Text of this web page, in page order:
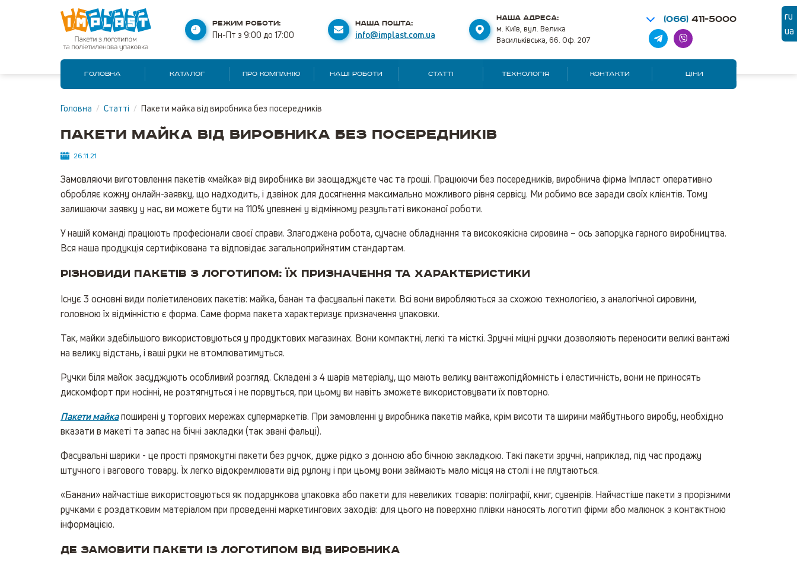
ru
ua
РЕЖИМ РОБОТИ:
Пн-Пт з 9:00 до 17:00
НАША ПОШТА:
info@implast.com.ua
НАША АДРЕСА:
м. Київ, вул. Велика
Васильківська, 66. Оф. 207
(066) 411-5000
ГОЛОВНА КАТАЛОГ ПРО КОМПАНІЮ НАШІ РОБОТИ СТАТТІ ТЕХНОЛОГІЯ КОНТАКТИ ЦІНИ
Головна / Статті / Пакети майка від виробника без посередників
Пакети майка від виробника без посередників
26.11.21
Замовляючи виготовлення пакетів «майка» від виробника ви заощаджуєте час та гроші. Працюючи без посередників, виробнича фірма Імпласт оперативно
обробляє кожну онлайн-заявку, що надходить, і дзвінок для досягнення максимально можливого рівня сервісу. Ми робимо все заради своїх клієнтів. Тому
залишаючи заявку у нас, ви можете бути на 110% упевнені у відмінному результаті виконаної роботи.
У нашій команді працюють професіонали своєї справи. Злагоджена робота, сучасне обладнання та високоякісна сировина – ось запорука гарного виробництва.
Вся наша продукція сертифікована та відповідає загальноприйнятим стандартам.
Різновиди пакетів з логотипом: їх призначення та характеристики
Існує 3 основні види поліетиленових пакетів: майка, банан та фасувальні пакети. Всі вони виробляються за схожою технологією, з аналогічної сировини,
головною їх відмінністю є форма. Саме форма пакета характеризує призначення упаковки.
Так, майки здебільшого використовуються у продуктових магазинах. Вони компактні, легкі та місткі. Зручні міцні ручки дозволяють переносити великі вантажі
на велику відстань, і ваші руки не втомлюватимуться.
Ручки біля майок засуджують особливий розгляд. Складені з 4 шарів матеріалу, що мають велику вантажопідйомність і еластичність, вони не приносять
дискомфорт при носінні, не розтягнуться і не порвуться, при цьому ви навіть зможете використовувати їх повторно.
Пакети майкапоширені у торгових мережах супермаркетів. При замовленні у виробника пакетів майка, крім висоти та ширини майбутнього виробу, необхідно
вказати в макеті та запас на бічні закладки (так звані фальці).
Фасувальні шарики - це прості прямокутні пакети без ручок, дуже рідко з донною або бічною закладкою. Такі пакети зручні, наприклад, під час продажу
штучного і вагового товару. Їх легко відокремлювати від рулону і при цьому вони займають мало місця на столі і не плутаються.
«Банани» найчастіше використовуються як подарункова упаковка або пакети для невеликих товарів: поліграфії, книг, сувенірів. Найчастіше пакети з прорізними
ручками є роздатковим матеріалом при проведенні маркетингових заходів: для цього на поверхню плівки наносять логотип фірми або малюнок з контактною
інформацією.
Де замовити пакети із логотипом від виробника